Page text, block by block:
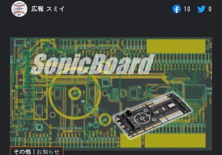
広報 スミイ 10 0
その他 お知らせ